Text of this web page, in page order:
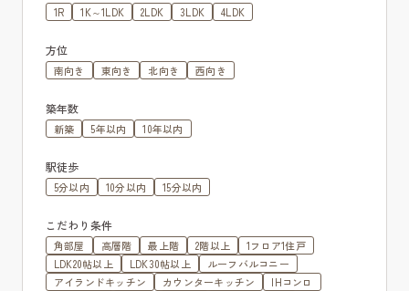
1R 1K～1LDK 2LDK 3LDK 4LDK
方位
南向き 東向き 北向き 西向き
築年数
新築 5年以内 10年以内
駅徒歩
5分以内 10分以内 15分以内
こだわり条件
角部屋 高層階 最上階 2階以上
1フロア1住戸
LDK20帖以上
LDK30帖以上
ルーフバルコニー
アイランドキッチン
カウンターキッチン
IHコンロ